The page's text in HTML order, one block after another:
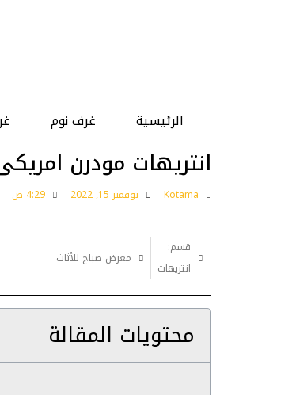
الرئيسية غرف نوم
انتريهات مودرن امريكى
Kotama نوفمبر 15, 2022 4:29 ص
قسم:
انتريهات
معرض صباح للأثاث
محتويات المقالة